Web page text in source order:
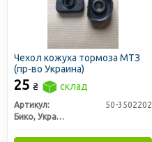
Чехол кожуха тормоза МТЗ
(пр-во Украина)
25 ₴ склад
Артикул:
50-3502202
Бико, Украина